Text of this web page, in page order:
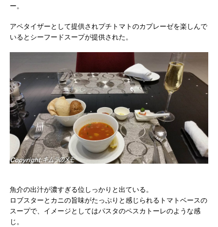
ー。
アペタイザーとして提供されプチトマトのカプレーゼを楽しんで
いるとシーフードスープが提供された。
魚介の出汁が濃すぎる位しっかりと出ている。
ロブスターとカニの旨味がたっぷりと感じられるトマトベースの
スープで、イメージとしてはパスタのペスカトーレのような感
じ。